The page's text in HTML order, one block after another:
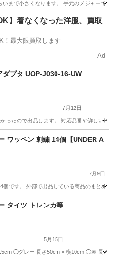
まで小さくなります。 手元のメジャーで
用品 カゴ
】着なくなった洋服、買取
！最大限買取します
Ad
ダプタ UOP-J030-16-UW
7月12日
ったので出品します。 対応品番や詳しい
アダプタ
ワッペン 刺繍 14個【UNDER A
7月9日
個です。 外部で出品している商品のまとめ
タイツ トレンカ等
5月15日
◯グレー 長さ50cm × 横10cm ◯赤 長さ